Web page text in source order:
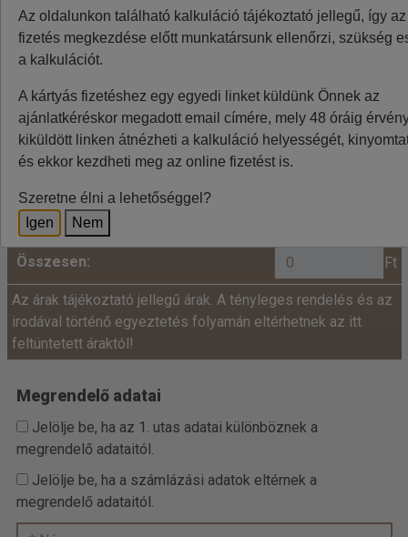
Kalkuláció
szíveskedjenek!
Ár:
+Felnőtt:
Összesen: Ft
Az árak tájékoztató jellegű árak. A tényleges rendelés és az
irodával történő egyeztetés folyamán eltérhetnek az itt
feltüntetett áraktól!
Megrendelő adatai
Jelölje be, ha az 1. utas adatai különböznek a
megrendelő adataitól.
Jelölje be, ha a számlázási adatok eltérnek a
megrendelő adataitól.
Az oldalunkon található kalkuláció tájékoztató jellegű, így
fizetés megkezdése előtt munkatársunk ellenőrzi, szükség
a kalkulációt.
A kártyás fizetéshez egy egyedi linket küldünk Önnek az
ajánlatkéréskor megadott email címére, mely 48 óráig
kiküldött linken átnézheti a kalkuláció helyességét,
és ekkor kezdheti meg az online fizetést is.
Szeretne élni a lehetőséggel?
Igen
Nem